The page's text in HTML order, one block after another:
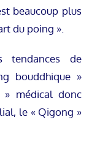
beaucoup plus
du poing ».
tendances de
bouddhique »
» médical donc
le « Qigong »